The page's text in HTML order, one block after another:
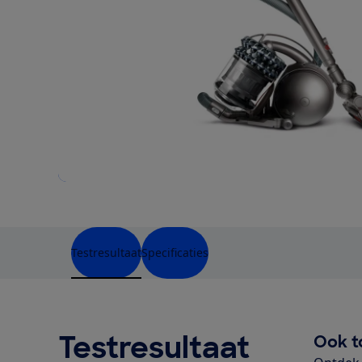
TestresultaatSpecificaties
Testresultaat Ook